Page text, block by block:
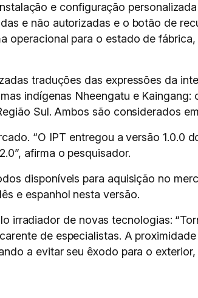
e configuração
e não autorizadas e o botão de
operacional para o estado de
traduções das expressões da
indígenas Nheengatu e Kaingang:
Sul. Ambos são considerados
“O IPT entregou a versão 1.0.0
afirma o pesquisador.
disponíveis para aquisição no
e espanhol nesta versão.
irradiador de novas tecnologias:
de especialistas. A
a evitar seu êxodo para o